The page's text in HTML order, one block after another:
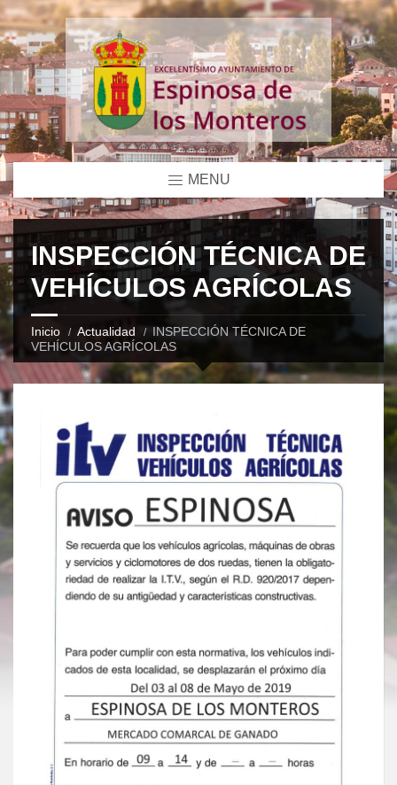
MENU
INSPECCIÓN TÉCNICA DE
VEHÍCULOS AGRÍCOLAS
Inicio Actualidad
INSPECCIÓN TÉCNICA DE
VEHÍCULOS AGRÍCOLAS